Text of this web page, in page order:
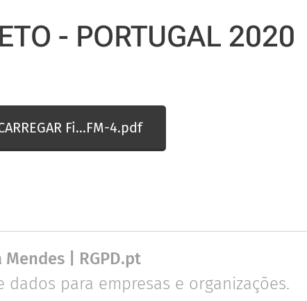
- PORTUGAL 2020
Fi...FM-4.pdf
Mendes | RGPD.pt
para empresas e organizações.